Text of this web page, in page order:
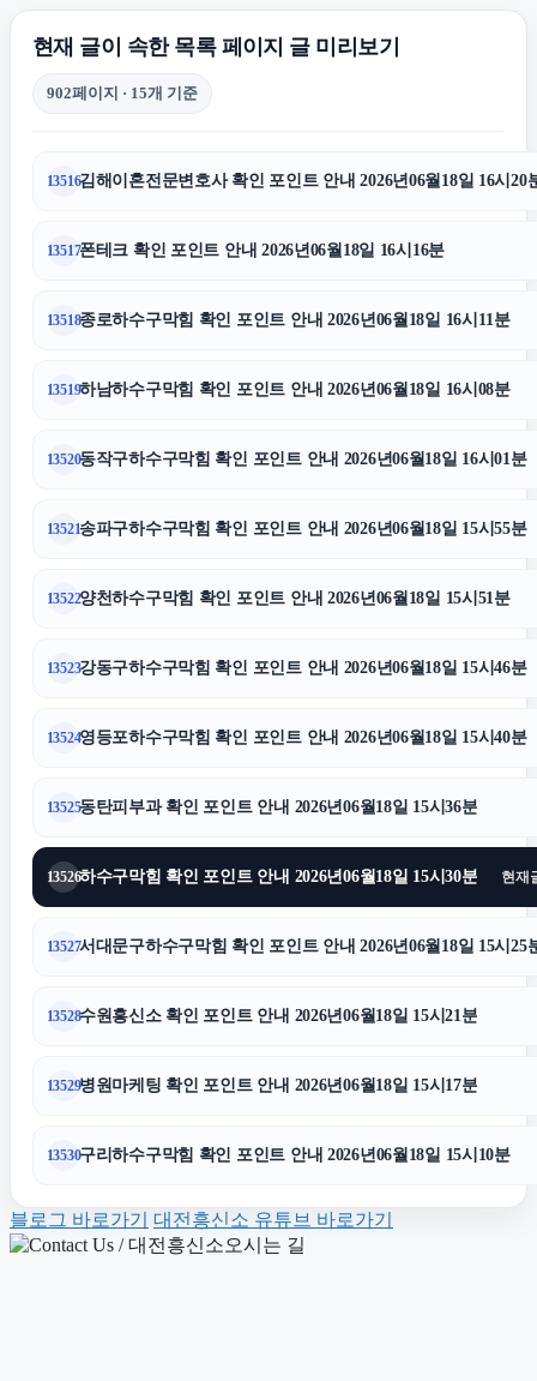
도봉구하수구막힘
아파트대출
서초음주운전변호사
불륜증거
신용카드현금화
중랑하수구막힘
대구이혼전문변호사
광교피부과
현재 글이 속한 목록 페이지 글 미리보기
902페이지 · 15개 기준
13516김해이혼전문변호사 확인 포인트 안내 2026년06월18일 16시20
13517폰테크 확인 포인트 안내 2026년06월18일 16시16분
13518종로하수구막힘 확인 포인트 안내 2026년06월18일 16시11분
13519하남하수구막힘 확인 포인트 안내 2026년06월18일 16시08분
13520동작구하수구막힘 확인 포인트 안내 2026년06월18일 16시01분
13521송파구하수구막힘 확인 포인트 안내 2026년06월18일 15시55분
13522양천하수구막힘 확인 포인트 안내 2026년06월18일 15시51분
13523강동구하수구막힘 확인 포인트 안내 2026년06월18일 15시46분
13524영등포하수구막힘 확인 포인트 안내 2026년06월18일 15시40분
13525동탄피부과 확인 포인트 안내 2026년06월18일 15시36분
13526하수구막힘 확인 포인트 안내 2026년06월18일 15시30분 현재
13527서대문구하수구막힘 확인 포인트 안내 2026년06월18일 15시25
13528수원흥신소 확인 포인트 안내 2026년06월18일 15시21분
13529병원마케팅 확인 포인트 안내 2026년06월18일 15시17분
13530구리하수구막힘 확인 포인트 안내 2026년06월18일 15시10분
블로그 바로가기 대전흥신소 유튜브 바로가기